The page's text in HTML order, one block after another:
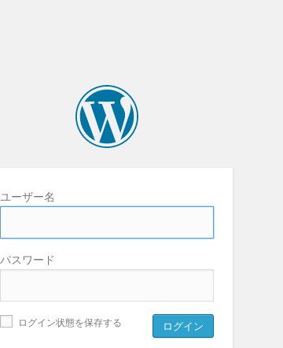
ユーザー名
パスワード
ログイン状態を保存する